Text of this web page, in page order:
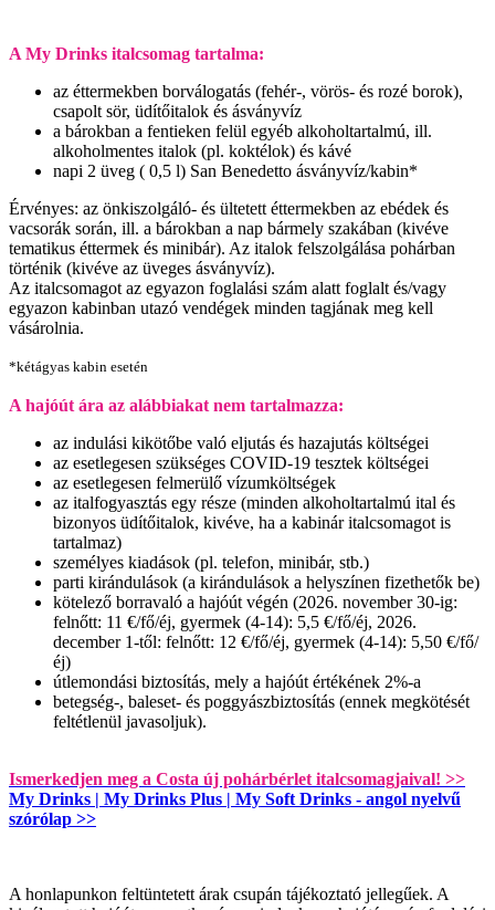
A My Drinks italcsomag tartalma:
az éttermekben borválogatás (fehér-, vörös- és rozé borok),
csapolt sör, üdítőitalok és ásványvíz
a bárokban a fentieken felül egyéb alkoholtartalmú, ill.
alkoholmentes italok (pl. koktélok) és kávé
napi 2 üveg ( 0,5 l) San Benedetto ásványvíz/kabin*
Érvényes: az önkiszolgáló- és ültetett éttermekben az ebédek és
vacsorák során, ill. a bárokban a nap bármely szakában (kivéve
tematikus éttermek és minibár). Az italok felszolgálása pohárban
történik (kivéve az üveges ásványvíz).
Az italcsomagot az egyazon foglalási szám alatt foglalt és/vagy
egyazon kabinban utazó vendégek minden tagjának meg kell
vásárolnia.
*kétágyas kabin esetén
A hajóút ára az alábbiakat nem tartalmazza:
az indulási kikötőbe való eljutás és hazajutás költségei
az esetlegesen szükséges COVID-19 tesztek költségei
az esetlegesen felmerülő vízumköltségek
az italfogyasztás egy része (minden alkoholtartalmú ital és
bizonyos üdítőitalok, kivéve, ha a kabinár italcsomagot is
tartalmaz)
személyes kiadások (pl. telefon, minibár, stb.)
parti kirándulások (a kirándulások a helyszínen fizethetők be)
kötelező borravaló a hajóút végén (2026. november 30-ig:
felnőtt: 11 €/fő/éj, gyermek (4-14): 5,5 €/fő/éj, 2026.
december 1-től: felnőtt: 12 €/fő/éj, gyermek (4-14): 5,50 €/fő/
éj)
útlemondási biztosítás, mely a hajóút értékének 2%-a
betegség-, baleset- és poggyászbiztosítás (ennek megkötését
feltétlenül javasoljuk).
Ismerkedjen meg a Costa új pohárbérlet italcsomagjaival! >>
My Drinks | My Drinks Plus | My Soft Drinks - angol nyelvű
szórólap >>
A honlapunkon feltüntetett árak csupán tájékoztató jellegűek. A